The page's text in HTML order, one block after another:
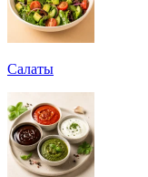
Салаты